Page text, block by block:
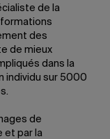
de la
des
de mieux
dans la
individu sur 5000
de
et par la